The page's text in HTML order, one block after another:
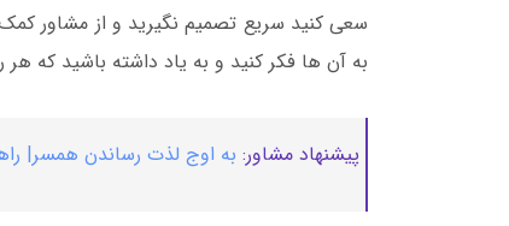
سعی کنید سریع تصمیم نگیرید و از مشاور
به آن ها فکر کنید و به یاد داشته باشید که
پیشنهاد مشاور: به اوج لذت رساندن همسر|